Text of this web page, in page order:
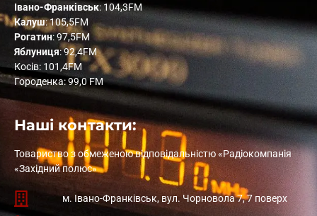
Івано-Франківськ: 104,3FM
Калуш: 105,5FM
Рогатин: 97,5FM
Яблуниця: 92,4FM
Косів: 101,4FM
Городенка: 99,0 FM
Наші контакти:
Товариство з обмеженою відповідальністю «Радіокомпанія
«Західний полюс»
м. Івано-Франківськ, вул. Чорновола 7, 7 поверх